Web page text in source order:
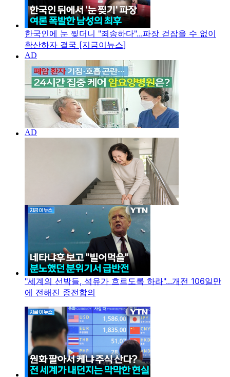
한국인에 눈 찢더니 "죄송하다"...파장 걷잡을 수 없이
확산하자 결국 [지금이뉴스]
"세계의 선박들, 석유가 흐르도록 하라"...개전 106일만
에 전해진 종전합의